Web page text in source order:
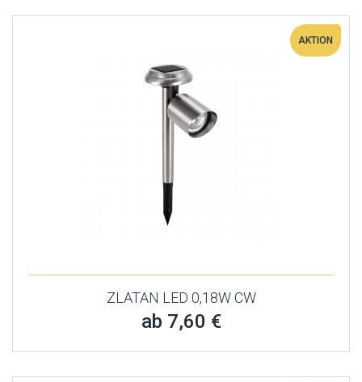
AKTION
ZLATAN LED 0,18W CW
ab 7,60 €